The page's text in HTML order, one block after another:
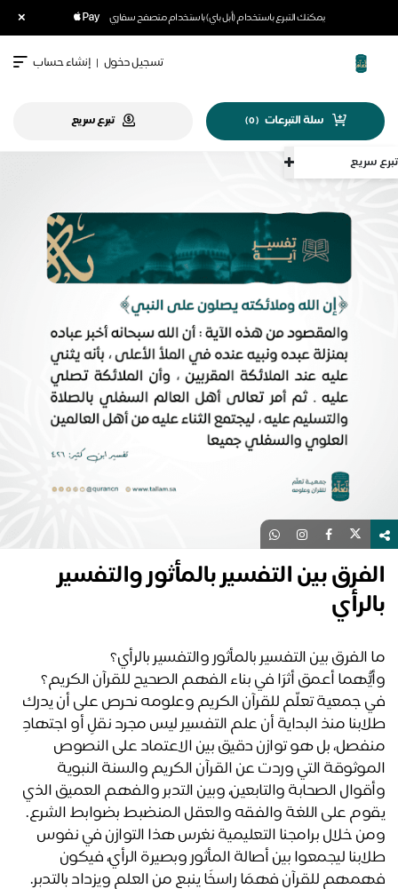
يمكنك التبرع باستخدام (أبل باي) باستخدام متصفح سفاري
تسجيل دخول | إنشاء حساب
سلة التبرعات (
0
) تبرع سريع
بين التفسير بالمأثور والتفسير
الفرق بين التفسير بالمأثور والتفسير بالرأي؟
أعمق أثرًا في بناء الفهم الصحيح للقرآن الكريم؟
في جمعية تعلّم للقرآن الكريم وعلومه نحرص على أن يدرك
طلابنا منذ البداية أن علم التفسير ليس مجرد نقلٍ أو اجتهادٍ
منفصل، بل هو توازن دقيق بين الاعتماد على النصوص
الموثوقة التي وردت عن القرآن الكريم والسنة النبوية
وأقوال الصحابة والتابعين، وبين التدبر والفهم العميق الذي
على اللغة والفقه والعقل المنضبط بضوابط الشرع.
ومن خلال برامجنا التعليمية نغرس هذا التوازن في نفوس
طلابنا ليجمعوا بين أصالة المأثور وبصيرة الرأي، فيكون
للقرآن فهمًا راسخًا ينبع من العلم ويزداد بالتدبر.